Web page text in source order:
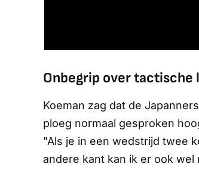
Onbegrip over tactische
Koeman zag dat de
ploeg normaal gesproken
"Als je in een wedstrijd twee
andere kant kan ik er ook